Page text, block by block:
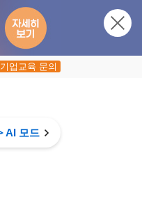
기업교육 문의
AI 모드